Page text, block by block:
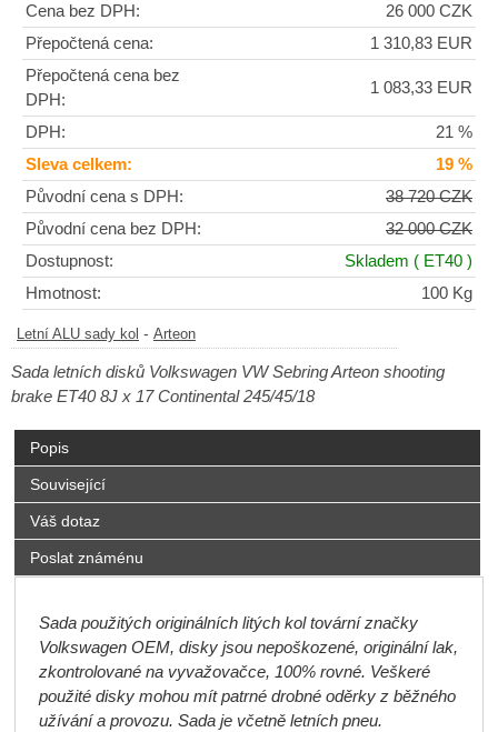
Cena bez DPH:
26 000 CZK
Přepočtená cena:
1 310,83 EUR
Přepočtená cena bez
DPH:
1 083,33 EUR
DPH:
21 %
Sleva celkem:
19 %
Původní cena s DPH:
38 720 CZK
Původní cena bez DPH:
32 000 CZK
Dostupnost:
Skladem ( ET40 )
Hmotnost:
100 Kg
Letní ALU sady kol - Arteon
Sada letních disků Volkswagen VW Sebring Arteon shooting
brake ET40 8J x 17 Continental 245/45/18
Popis
Související
Váš dotaz
Poslat známénu
Sada použitých originálních litých kol tovární značky
Volkswagen OEM, disky jsou nepoškozené, originální lak,
zkontrolované na vyvažovačce, 100% rovné. Veškeré
použité disky mohou mít patrné drobné oděrky z běžného
užívání a provozu. Sada je včetně letních pneu.